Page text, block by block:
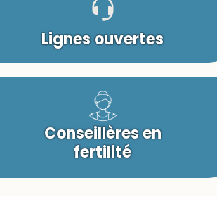
Lignes ouvertes
Conseillères en
fertilité